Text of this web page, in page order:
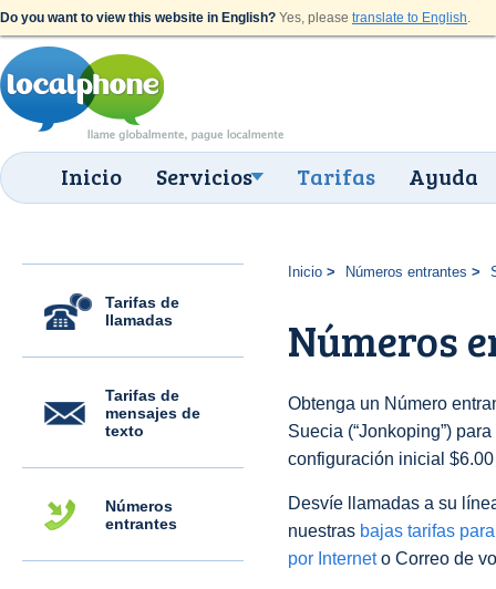
Do you want to view this website in English? Yes, please translate to English.
Inicio Servicios Tarifas Ayuda
Tarifas de
llamadas
Tarifas de
mensajes de
texto
Números
entrantes
Inicio Números entrantes
Números
Obtenga un Número
Suecia (“Jonkoping”)
configuración inicial
Desvíe llamadas a su
nuestras bajas tarifas
por Interneto Correo de